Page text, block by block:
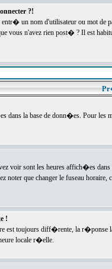
?!
entr� un nom d'utilisateur ou
vous n'avez rien post� ? Il est
la base de donn�es. Pour les
voir sont les heures affich�es
noter que changer le fuseau
!
est toujours diff�rente, la
locale r�elle.